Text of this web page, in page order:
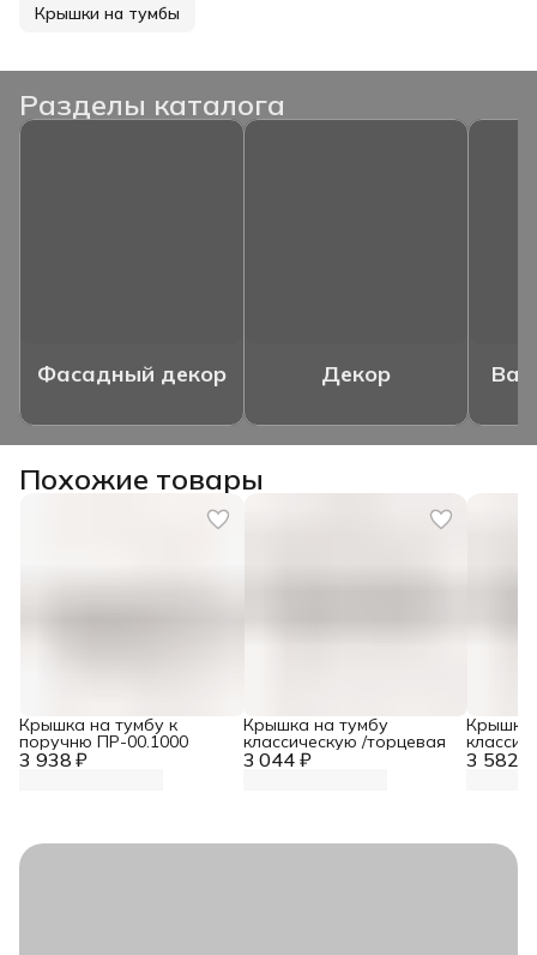
Крышки на тумбы
Разделы каталога
Фасадный декор Декор
Похожие товары
3 938 ₽
Крышка на тумбу к
поручню ПР-00.1000
3 044 ₽
Крышка на тумбу
классическую /торцевая
3 582 ₽
Крышка